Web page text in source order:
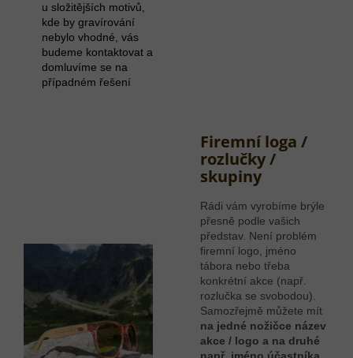
u složitějších motivů,
kde by gravírování
nebylo vhodné, vás
budeme kontaktovat a
domluvíme se na
případném řešení
Firemní loga /
rozlučky /
skupiny
Rádi vám vyrobíme brýle
přesně podle vašich
představ. Není problém
firemní logo, jméno
tábora nebo třeba
konkrétní akce (např.
rozlučka se svobodou).
Samozřejmě můžete mít
na jedné nožičce název
akce / logo a na druhé